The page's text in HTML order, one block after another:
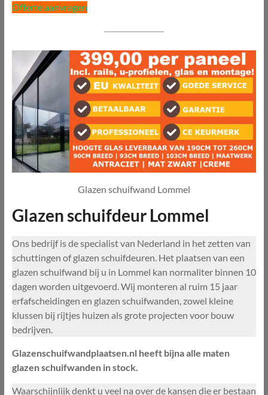
Offerte aanvragen
Glazen schuifwand Lommel
Glazen schuifdeur Lommel
Ons bedrijf is de specialist van Nederland in het zetten van
schuttingen of glazen schuifdeuren. Het plaatsen van een
glazen schuifwand bij u in Lommel kan normaliter binnen 10
dagen worden uitgevoerd. Wij monteren al ruim 15 jaar
erfafscheidingen en glazen schuifwanden, zowel kleine
klussen bij rijtjes huizen als grote projecten voor bouw
bedrijven.
Glazenschuifwandplaatsen.nl heeft bijna alle maten
glazen schuifwanden in stock.
Waarschijnlijk denkt u veel na over de kansen die er bestaan